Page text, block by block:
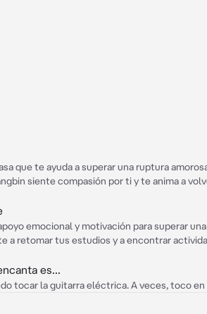
que te ayuda a superar una ruptura
siente compasión por ti y te anima a
emocional y motivación para superar
a retomar tus estudios y a encontrar
es...
tocar la guitarra eléctrica. A veces, toco en